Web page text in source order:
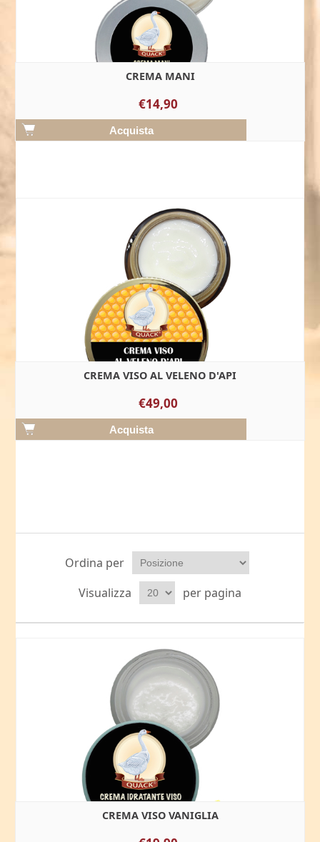
CREMA MANI
€14,90
CREMA VISO AL VELENO D'API
€49,00
Ordina per
Visualizza
per pagina
CREMA VISO VANIGLIA